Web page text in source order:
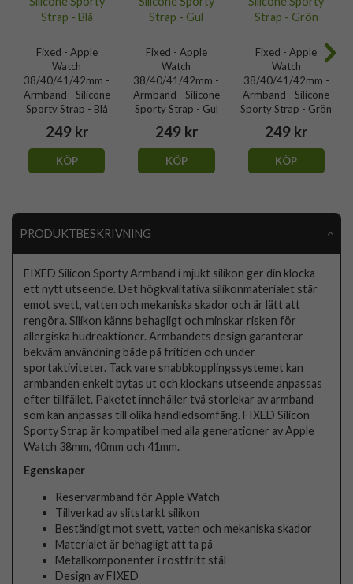
Fixed - Apple
Watch
38/40/41/42mm -
Armband - Silicone
Sporty Strap - Blå
249 kr
KÖP
Fixed - Apple
Watch
38/40/41/42mm -
Armband - Silicone
Sporty Strap - Gul
249 kr
KÖP
Fixed - Apple
Watch
38/40/41/42mm -
Armband - Silicone
Sporty Strap - Grön
249 kr
KÖP
PRODUKTBESKRIVNING
FIXED Silicon Sporty Armband i mjukt silikon ger din klocka
ett nytt utseende. Det högkvalitativa silikonmaterialet står
emot svett, vatten och mekaniska skador och är lätt att
rengöra. Silikon känns behagligt och minskar risken för
allergiska hudreaktioner. Armbandets design garanterar
bekväm användning både på fritiden och under
sportaktiviteter. Tack vare snabbkopplingssystemet kan
armbanden enkelt bytas ut och klockans utseende anpassas
efter tillfället. Paketet innehåller två storlekar av armband
som kan anpassas till olika handledsomfång. FIXED Silicon
Sporty Strap är kompatibel med alla generationer av Apple
Watch 38mm, 40mm och 41mm.
Egenskaper
Reservarmband för Apple Watch
Tillverkad av slitstarkt silikon
Beständigt mot svett, vatten och mekaniska skador
Materialet är behagligt att ta på
Metallkomponenter i rostfritt stål
Design av FIXED